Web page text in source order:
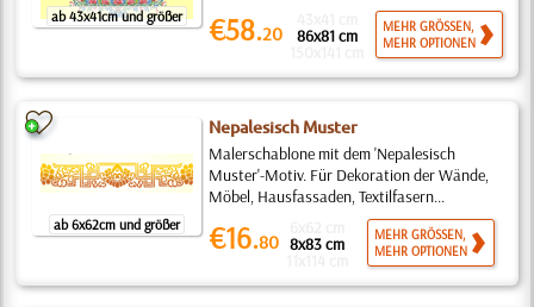
ab 43x41cm und größer €58.20 86x81 cm
MEHR GRÖSSEN,
MEHR OPTIONEN
ab 6x62cm und größer
Nepalesisch Muster
Malerschablone mit dem 'Nepalesisch
Muster'-Motiv. Für Dekoration der Wände,
Möbel, Hausfassaden, Textilfasern...
€16.80 8x83 cm
MEHR GRÖSSEN,
MEHR OPTIONEN